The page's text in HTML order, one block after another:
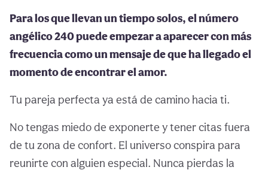
Para los que llevan un tiempo solos, el número
angélico 240 puede empezar a aparecer con más
frecuencia como un mensaje de que ha llegado el
momento de encontrar el amor.
Tu pareja perfecta ya está de camino hacia ti.
No tengas miedo de exponerte y tener citas fuera
de tu zona de confort. El universo conspira para
reunirte con alguien especial. Nunca pierdas la